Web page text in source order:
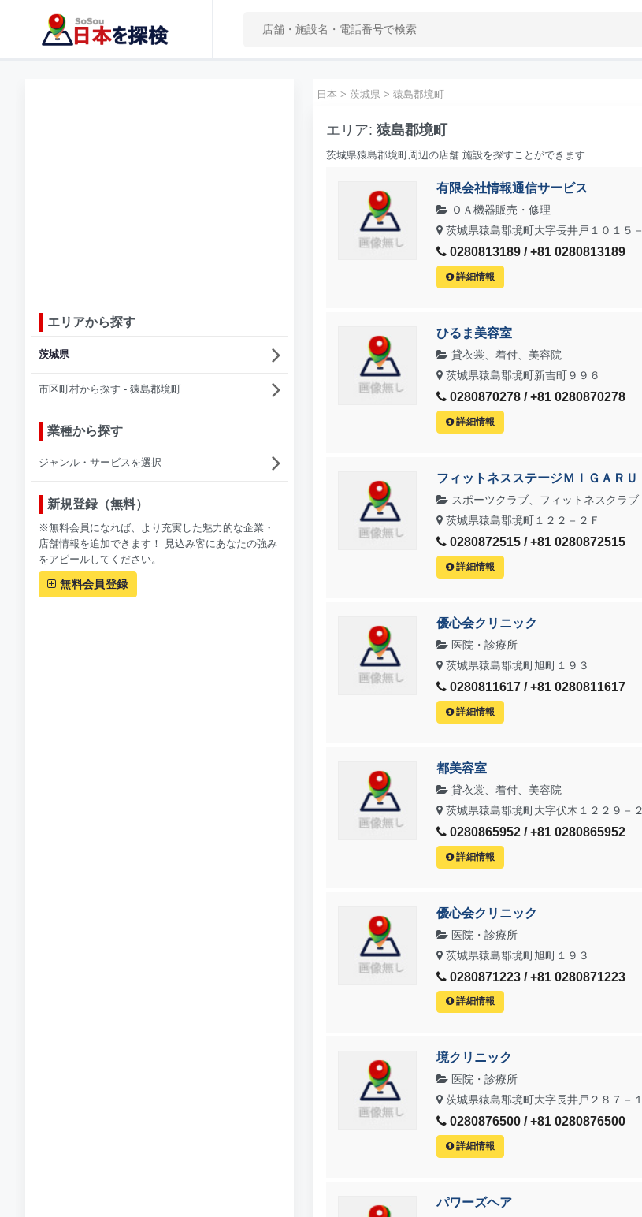
エリアから探す
茨城県
市区町村から探す - 猿島郡境町
業種から探す
ジャンル・サービスを選択
新規登録（無料）
※無料会員になれば、より充実した魅力的な企業・
店舗情報を追加できます！ 見込み客にあなたの強み
をアピールしてください。
無料会員登録
日本 >茨城県 >猿島郡境町
エリア:猿島郡境町
茨城県猿島郡境町周辺の店舗.施設を探すことができます
有限会社情報通信サービス
ＯＡ機器販売・修理
茨城県猿島郡境町大字長井戸１０１５
0280813189 / +81 0280813189
詳細情報
ひるま美容室
貸衣裳、着付、美容院
茨城県猿島郡境町新吉町９９６
0280870278 / +81 0280870278
詳細情報
フィットネスステージＭＩＧＡＲＵ
スポーツクラブ、フィットネスクラブ
茨城県猿島郡境町１２２－２Ｆ
0280872515 / +81 0280872515
詳細情報
優心会クリニック
医院・診療所
茨城県猿島郡境町旭町１９３
0280811617 / +81 0280811617
詳細情報
都美容室
貸衣裳、着付、美容院
茨城県猿島郡境町大字伏木１２２９－２
0280865952 / +81 0280865952
詳細情報
優心会クリニック
医院・診療所
茨城県猿島郡境町旭町１９３
0280871223 / +81 0280871223
詳細情報
境クリニック
医院・診療所
茨城県猿島郡境町大字長井戸２８７－１
0280876500 / +81 0280876500
詳細情報
パワーズヘア